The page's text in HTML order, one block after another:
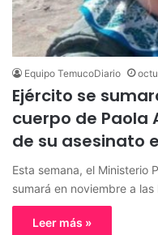
Equipo TemucoDiario
Ejército se
cuerpo de Paola
de su asesinato
Esta semana, el Ministerio
sumará en noviembre a
Leer más »